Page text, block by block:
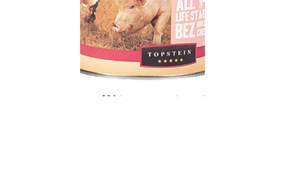
Masíčko v plechu